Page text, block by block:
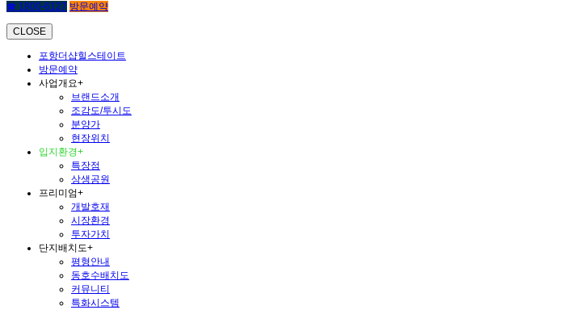
☎ 1800-6127 방문예약
CLOSE
포항더샵힐스테이트
방문예약
사업개요+
브랜드소개
조감도/투시도
분양가
현장위치
입지환경+
특장점
상생공원
프리미엄+
개발호재
시장환경
투자가치
단지배치도+
평형안내
동호수배치도
커뮤니티
특화시스템